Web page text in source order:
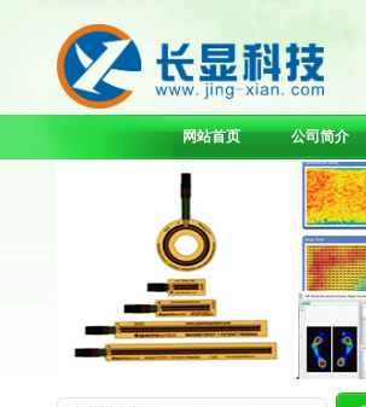
网站首页 公司简介